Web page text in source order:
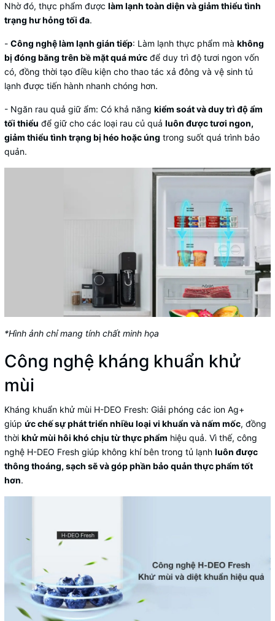
Nhờ đó, thực phẩm được làm lạnh toàn diện và giảm thiểu tình
trạng hư hỏng tối đa.
- Công nghệ làm lạnh gián tiếp: Làm lạnh thực phẩm mà không
bị đóng băng trên bề mặt quá mức để duy trì độ tươi ngon vốn
có, đồng thời tạo điều kiện cho thao tác xả đông và vệ sinh tủ
lạnh được tiến hành nhanh chóng hơn.
- Ngăn rau quả giữ ẩm: Có khả năng kiểm soát và duy trì độ ẩm
tối thiểu để giữ cho các loại rau củ quả luôn được tươi ngon,
giảm thiểu tình trạng bị héo hoặc úng trong suốt quá trình bảo
quản.
*Hình ảnh chỉ mang tính chất minh họa
Công nghệ kháng khuẩn khử
mùi
Kháng khuẩn khử mùi H-DEO Fresh: Giải phóng các ion Ag+
giúp ức chế sự phát triển nhiều loại vi khuẩn và nấm mốc, đồng
thời khử mùi hôi khó chịu từ thực phẩm hiệu quả. Vì thế, công
nghệ H-DEO Fresh giúp không khí bên trong tủ lạnh luôn được
thông thoáng, sạch sẽ và góp phần bảo quản thực phẩm tốt
hơn.